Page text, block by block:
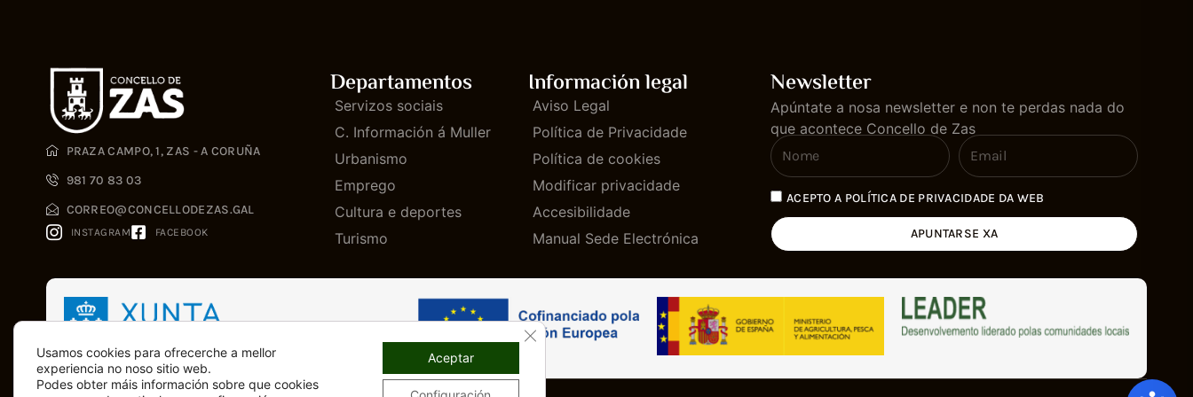
PRAZA CAMPO, 1, ZAS - A CORUÑA
981 70 83 03
CORREO@CONCELLODEZAS.GAL
INSTAGRAM FACEBOOK
Departamentos
Servizos sociais
C. Información á Muller
Urbanismo
Emprego
Cultura e deportes
Turismo
Información legal
Aviso Legal
Política de Privacidade
Política de cookies
Modificar privacidade
Accesibilidade
Manual Sede Electrónica
Newsletter
Apúntate a nosa newsletter e non te perdas nada do
que acontece Concello de Zas
ACEPTO A POLÍTICA DE PRIVACIDADE DA WEB
APUNTARSE XA
Usamos cookies para ofrecerche a mellor
experiencia no noso sitio web.
Podes obter máis información sobre que cookies
Aceptar
CLOSE GDPR COOKIE BANNER